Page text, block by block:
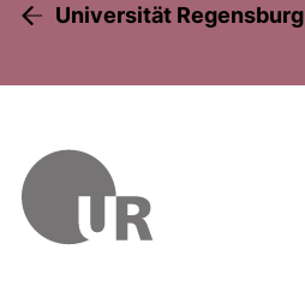
Universität Regensburg